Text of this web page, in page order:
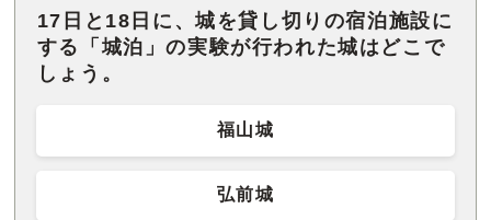
17日と18日に、城を貸し切りの宿泊施設に
する「城泊」の実験が行われた城はどこで
しょう。
福山城
弘前城